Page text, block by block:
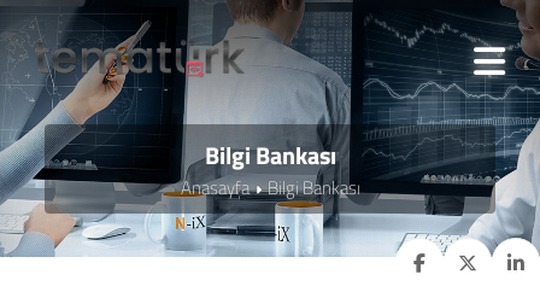
Bilgi Bankası
Anasayfa Bilgi Bankası